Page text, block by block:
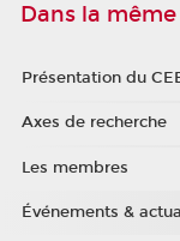
Dans la
Présentation du
Axes de recherche
Les membres
Événements &